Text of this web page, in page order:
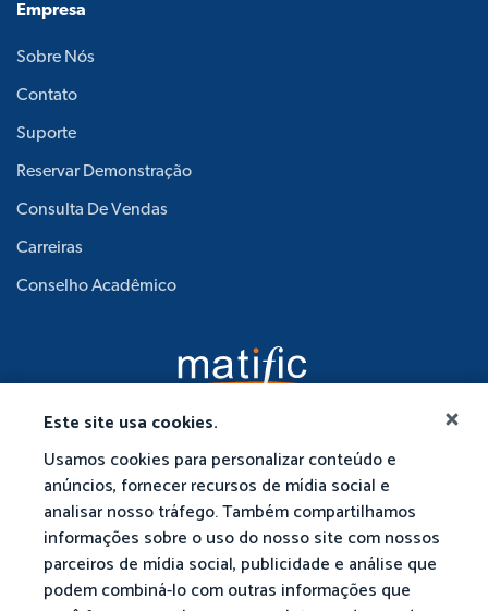
Este site usa cookies.
Usamos cookies para personalizar conteúdo e
anúncios, fornecer recursos de mídia social e
analisar nosso tráfego. Também compartilhamos
informações sobre o uso do nosso site com nossos
parceiros de mídia social, publicidade e análise que
podem combiná-lo com outras informações que
Empresa
Sobre Nós
Contato
Suporte
Reservar Demonstração
Consulta De Vendas
Carreiras
Conselho Acadêmico